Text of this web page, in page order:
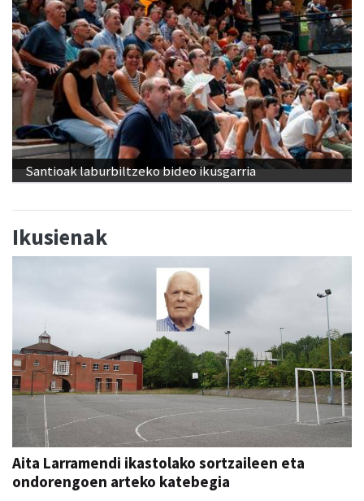
Santioak laburbiltzeko bideo ikusgarria
Ikusienak
Aita Larramendi ikastolako sortzaileen eta
ondorengoen arteko katebegia